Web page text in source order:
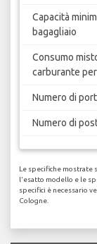
Capacità
bagagliaio
Consumo
carburante
Numero di
Numero di
Le specifiche mostrate
l'esatto modello e le
specifici è necessario
Cologne.